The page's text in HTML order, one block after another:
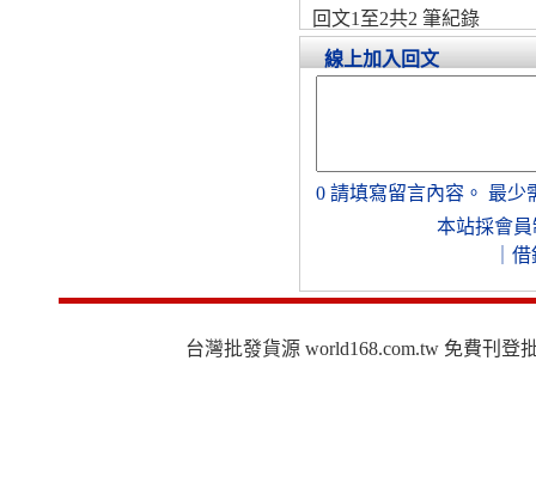
回文1至2共2 筆紀錄
線上加入回文
0 請填寫留言內容。 最少
本站採會員
借
台灣批發貨源 world168.com.tw 免費刊登